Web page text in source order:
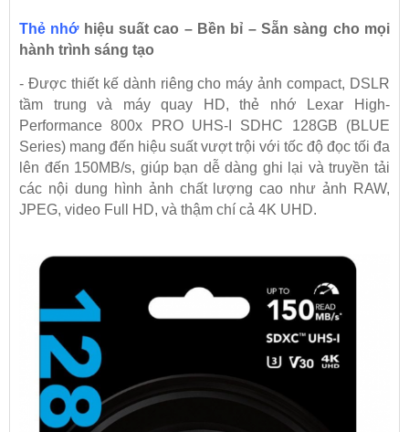
Thẻ nhớhiệu suất cao – Bền bỉ – Sẵn sàng cho mọi
hành trình sáng tạo
- Được thiết kế dành riêng cho máy ảnh compact, DSLR
tầm trung và máy quay HD, thẻ nhớ Lexar High-
Performance 800x PRO UHS-I SDHC 128GB (BLUE
Series) mang đến hiệu suất vượt trội với tốc độ đọc tối đa
lên đến 150MB/s, giúp bạn dễ dàng ghi lại và truyền tải
các nội dung hình ảnh chất lượng cao như ảnh RAW,
JPEG, video Full HD, và thậm chí cả 4K UHD.